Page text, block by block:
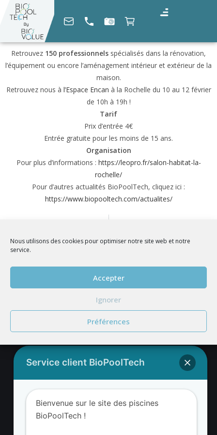
Nous utilisons des cookies pour optimiser notre site web et notre
service.
Accepter
Ignorer
Préférences
Retrouvez 150 professionnels spécialisés dans la rénovation,
l’équipement ou encore l’aménagement intérieur et extérieur de la
maison.
Retrouvez nous à l’Espace Encan à la Rochelle du 10 au 12 février
de 10h à 19h !
Tarif
Prix d’entrée 4€
Entrée gratuite pour les moins de 15 ans.
Organisation
Pour plus d’informations : https://leopro.fr/salon-habitat-la-
rochelle/
Pour d’autres actualités BioPoolTech, cliquez ici :
https://www.biopooltech.com/actualites/
REJOIGNEZ NOUS
Adresse BioValue BioPoolTech
Service client BioPoolTech
Bienvenue sur le site des piscines
BioPoolTech !